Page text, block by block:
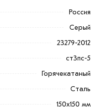
мм (150х150х5 мм)
Россия
Серый
23279-2012
ст3пс-5
Горячекатаный
Сталь
150х150 мм